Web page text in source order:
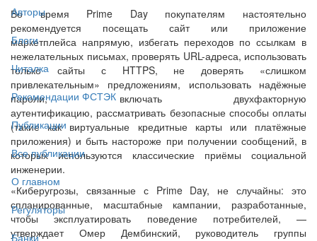
Авторы
Блоги
Читалка
Рекомендации ФСТЭК
Публикации
Все публикации
О главном
Регуляторы
Банки
Во время Prime Day покупателям настоятельно
рекомендуется посещать сайт или приложение
маркетплейса напрямую, избегать переходов по ссылкам в
нежелательных письмах, проверять URL-адреса, использовать
только сайты с HTTPS, не доверять «слишком
привлекательным» предложениям, использовать надёжные
пароли, включать двухфакторную
аутентификацию, рассматривать безопасные способы оплаты
(такие как виртуальные кредитные карты или платёжные
приложения) и быть настороже при получении сообщений, в
которых используются классические приёмы социальной
инженерии.
«Киберугрозы, связанные с Prime Day, не случайны: это
спланированные, масштабные кампании, разработанные,
чтобы эксплуатировать поведение потребителей, —
утверждает Омер Дембинский, руководитель группы